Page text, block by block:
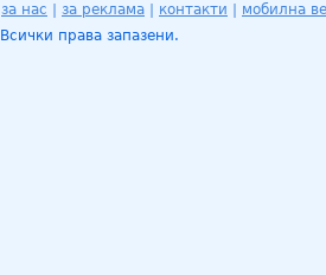
за нас за реклама контакти
мобилна
Всички права запазени.